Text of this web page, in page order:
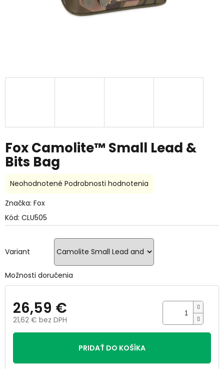
Fox Camolite™ Small Lead &
Bits Bag
Kód: CLU505
Variant
Možnosti doručenia
26,59 €
21,62 € bez DPH
Jednotková
PRIDAŤ DO KOŠÍKA
Priemerné
produktu
0,0
hviezdičiek.
Neohodnotené Podrobnosti hodnotenia
Značka: Fox